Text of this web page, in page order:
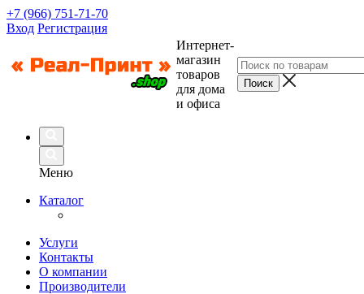
+7 (966) 751-71-70
Вход Регистрация
Интернет-
магазин
товаров
для дома
и офиса
Меню
Каталог
Услуги
Контакты
О компании
Производители